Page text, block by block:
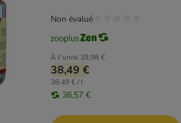
À l'unité 39,98 €
38,49 €
38,49 € / l
36,57 €
Non évalué